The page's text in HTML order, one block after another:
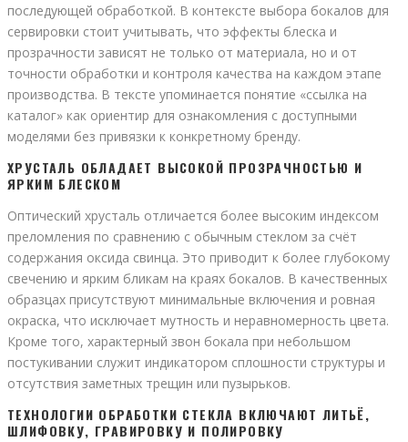
последующей обработкой. В контексте выбора бокалов для
сервировки стоит учитывать, что эффекты блеска и
прозрачности зависят не только от материала, но и от
точности обработки и контроля качества на каждом этапе
производства. В тексте упоминается понятие «ссылка на
каталог» как ориентир для ознакомления с доступными
моделями без привязки к конкретному бренду.
ХРУСТАЛЬ ОБЛАДАЕТ ВЫСОКОЙ ПРОЗРАЧНОСТЬЮ И
ЯРКИМ БЛЕСКОМ
Оптический хрусталь отличается более высоким индексом
преломления по сравнению с обычным стеклом за счёт
содержания оксида свинца. Это приводит к более глубокому
свечению и ярким бликам на краях бокалов. В качественных
образцах присутствуют минимальные включения и ровная
окраска, что исключает мутность и неравномерность цвета.
Кроме того, характерный звон бокала при небольшом
постукивании служит индикатором сплошности структуры и
отсутствия заметных трещин или пузырьков.
ТЕХНОЛОГИИ ОБРАБОТКИ СТЕКЛА ВКЛЮЧАЮТ ЛИТЬЁ,
ШЛИФОВКУ, ГРАВИРОВКУ И ПОЛИРОВКУ